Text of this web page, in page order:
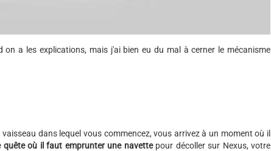
a les explications, mais j'ai bien eu du mal à cerner le mécanisme
dans lequel vous commencez, vous arrivez à un moment où il
quête où il faut emprunter une navettepour décoller sur Nexus, votre